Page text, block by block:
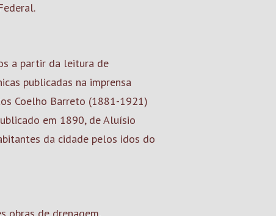
a partir da leitura de
publicadas na imprensa
Coelho Barreto (1881-1921)
em 1890, de Aluísio
da cidade pelos idos do